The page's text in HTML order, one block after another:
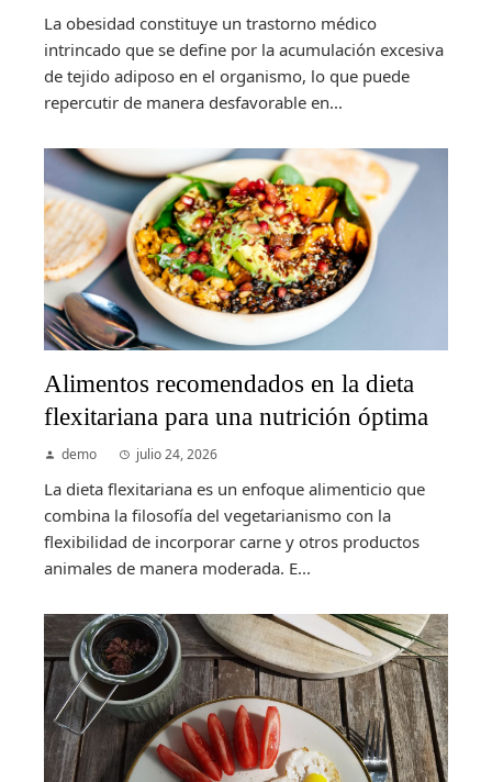
La obesidad constituye un trastorno médico
intrincado que se define por la acumulación excesiva
de tejido adiposo en el organismo, lo que puede
repercutir de manera desfavorable en...
Alimentos recomendados en la dieta
flexitariana para una nutrición óptima
demo julio 24, 2026
La dieta flexitariana es un enfoque alimenticio que
combina la filosofía del vegetarianismo con la
flexibilidad de incorporar carne y otros productos
animales de manera moderada. E...